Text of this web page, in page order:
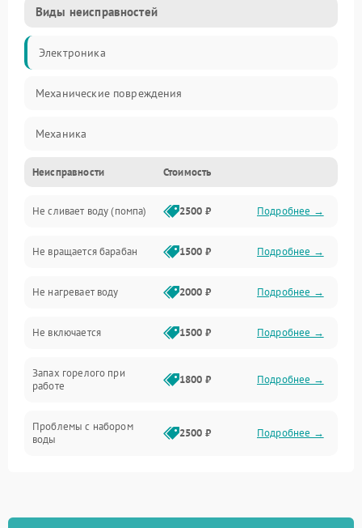
Виды неисправностей
Электроника
Механические повреждения
Механика
Электропитание
Водоснабжение
Слив
Программное обеспечение
Неисправности Стоимость
Не сливает воду (помпа) 2500 ₽ Подробнее →
Не вращается барабан 1500 ₽ Подробнее →
Не нагревает воду 2000 ₽ Подробнее →
Не включается 1500 ₽ Подробнее →
Запах горелого при
работе
1800 ₽ Подробнее →
Проблемы с набором
воды
2500 ₽ Подробнее →
Замена платы управления 2200 ₽ Подробнее →